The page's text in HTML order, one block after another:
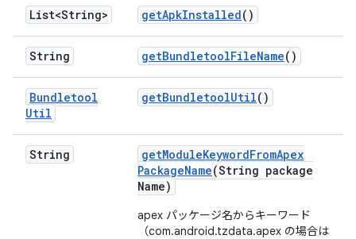
List<String> getApkInstalled()
String getBundletoolFileName()
Bundletool
Util
getBundletoolUtil()
String getModuleKeywordFromApex
PackageName(String package
Name)
apex パッケージ名からキーワード
（com.android.tzdata.apex の場合は